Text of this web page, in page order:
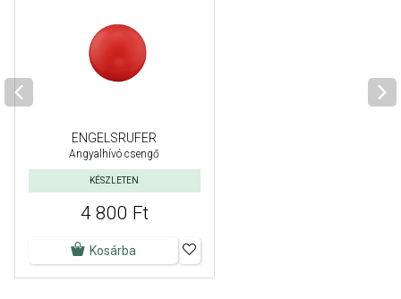
ENGELSRUFER
Angyalhívó csengő
KÉSZLETEN
4 800 Ft
Kosárba